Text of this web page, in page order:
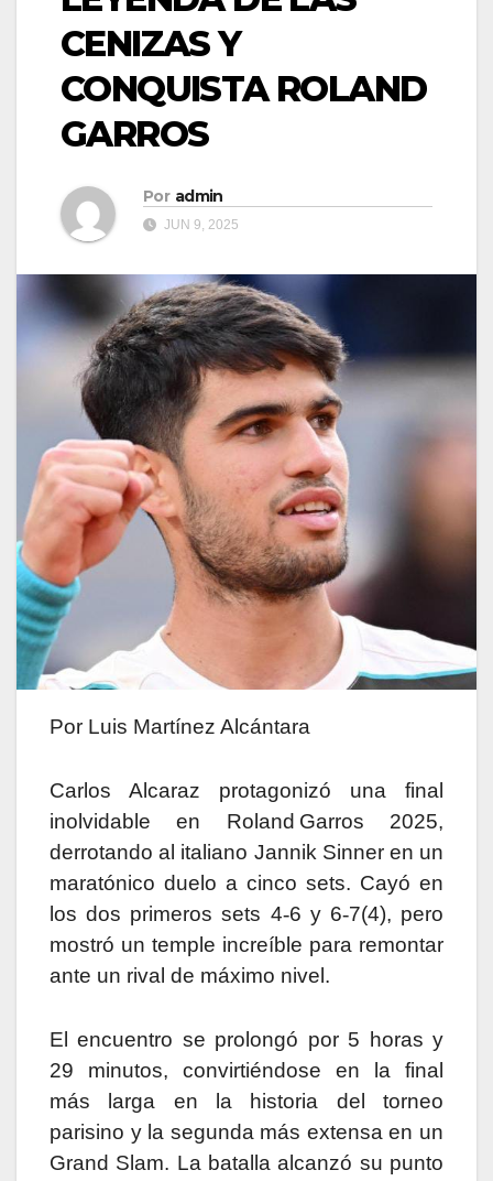
CENIZAS Y
CONQUISTA ROLAND
GARROS
Por admin
JUN 9, 2025
Por Luis Martínez Alcántara
Carlos Alcaraz protagonizó una final
inolvidable en Roland Garros 2025,
derrotando al italiano Jannik Sinner en un
maratónico duelo a cinco sets. Cayó en
los dos primeros sets 4‑6 y 6‑7(4), pero
mostró un temple increíble para remontar
ante un rival de máximo nivel.
El encuentro se prolongó por 5 horas y
29 minutos, convirtiéndose en la final
más larga en la historia del torneo
parisino y la segunda más extensa en un
Grand Slam. La batalla alcanzó su punto